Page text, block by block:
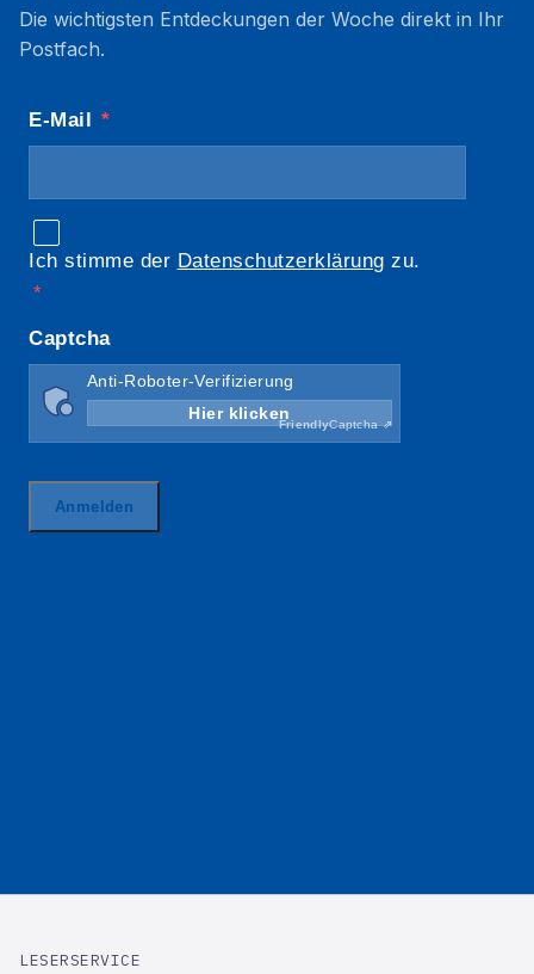
Die wichtigsten Entdeckungen der Woche direkt in Ihr
Postfach.
LESERSERVICE